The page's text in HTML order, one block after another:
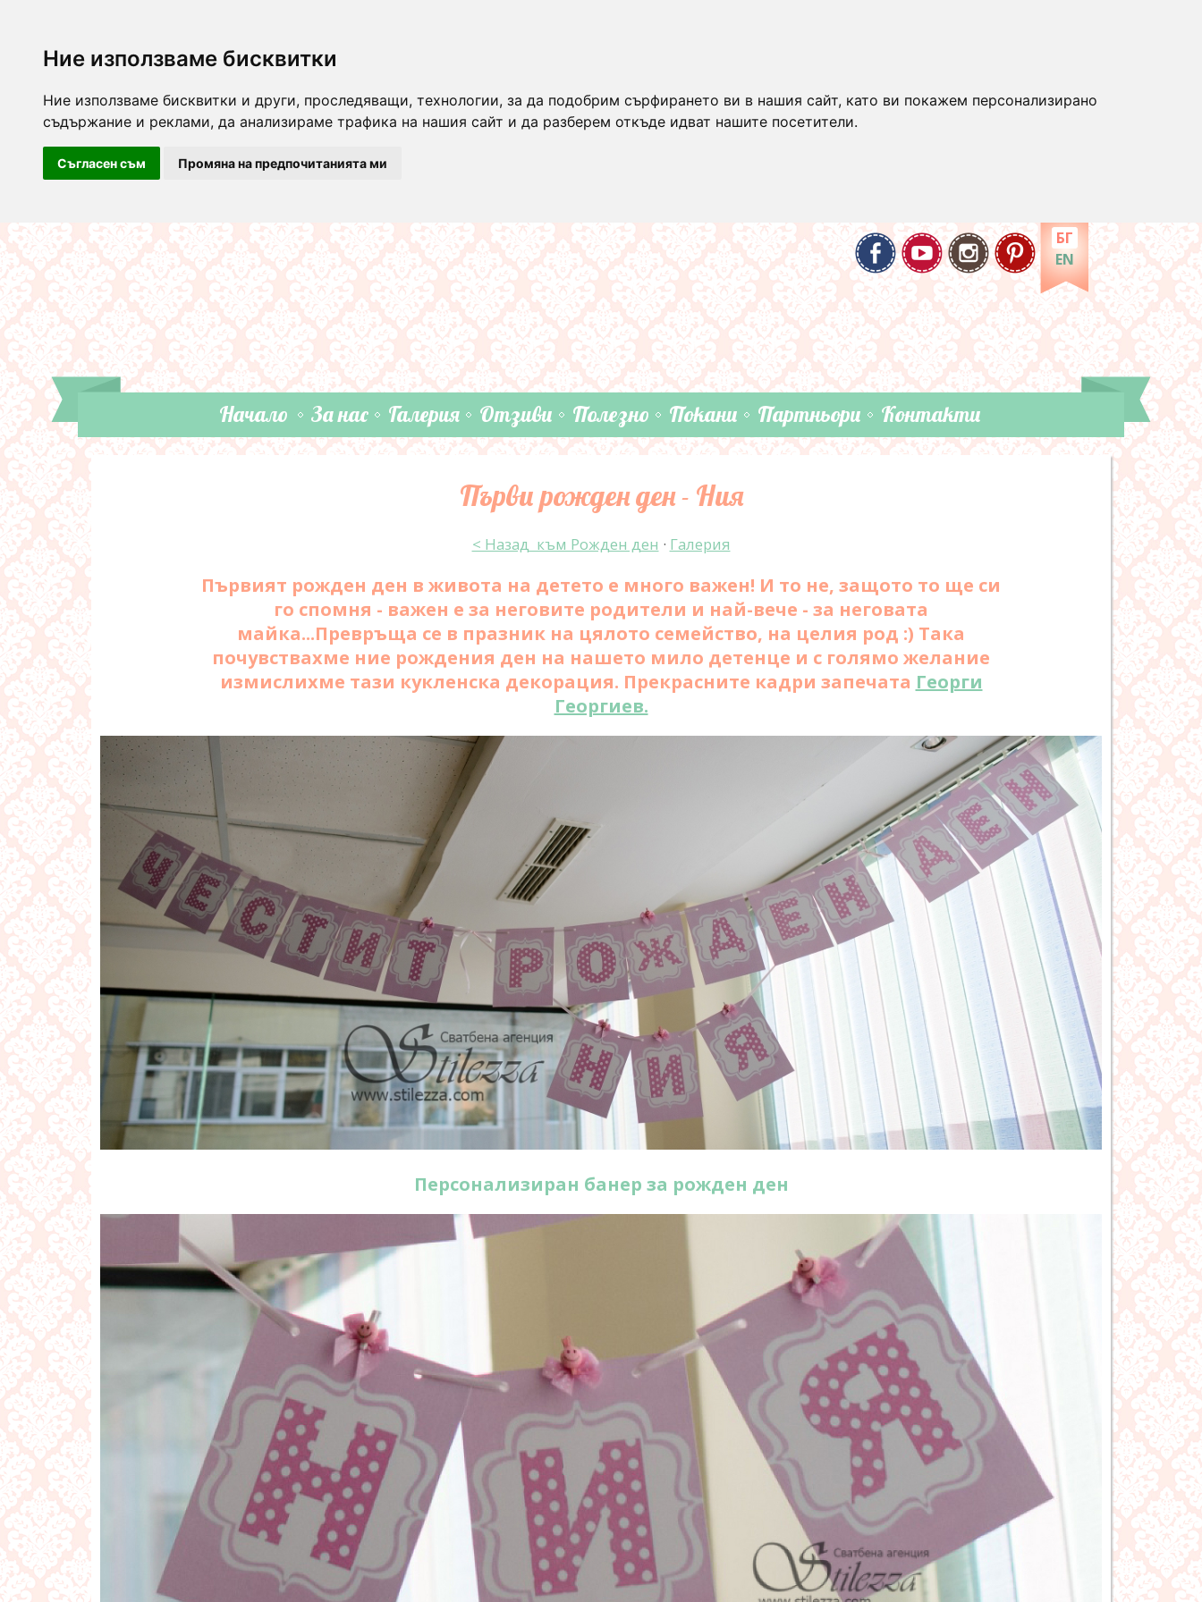
Ние използваме бисквитки
Ние използваме бисквитки и други, проследяващи, технологии, за да подобрим сърфирането ви в нашия сайт, като ви покажем персонализирано
съдържание и реклами, да анализираме трафика на нашия сайт и да разберем откъде идват нашите посетители.
Съгласен съм Промяна на предпочитанията ми
Начало За нас Галерия Отзиви Полезно Покани Партньори Контакти
БГ
EN
Първи рожден ден - Ния
< Назад към Рожден ден · Галерия
Първият рожден ден в живота на детето е много важен! И то не, защото то ще си
го спомня - важен е за неговите родители и най-вече - за неговата
майка...Превръща се в празник на цялото семейство, на целия род :) Така
почувствахме ние рождения ден на нашето мило детенце и с голямо желание
измислихме тази кукленска декорация. Прекрасните кадри запечата Георги
Георгиев.
Персонализиран банер за рожден ден